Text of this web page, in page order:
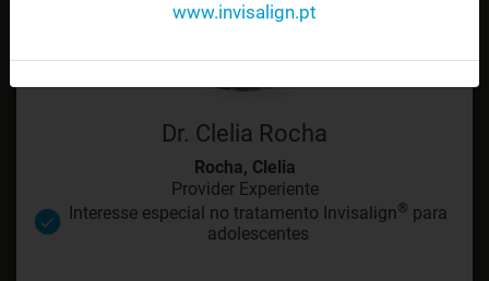
Dr. Clelia Rocha
Rocha, Clelia
Provider Experiente
Interesse especial no tratamento Invisalign® para
adolescentes
www.invisalign.pt